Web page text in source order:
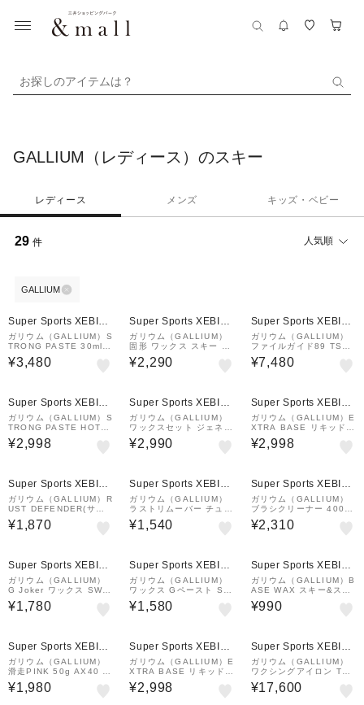
お探しのアイテムは？
GALLIUM（レディース）のスキー
レディース メンズ キッズ・ベビー
29 件 人気順
GALLIUM
Super Sports XEBIO
&mall店
ガリウム（GALLIUM）S
TRONG PASTE 30ml S
W2187 チューンナップ
メンテナンス ペースト
¥3,480
Super Sports XEBIO
&mall店
ガリウム（GALLIUM）
固形 ワックス スキー ス
ノーボード EXTRA BAS
E PINK 200 21SW208
¥2,290
Super Sports XEBIO
&mall店
ガリウム（GALLIUM）
ファイルガイド89 TS00
75
¥7,480
Super Sports XEBIO
&mall店
ガリウム（GALLIUM）S
TRONG PASTE HOT 3
0ml SW2188
¥2,998
Super Sports XEBIO
&mall店
ガリウム（GALLIUM）
ワックスセット ジェネラ
ル・G セット GENERA
L・G Set SX0014 全雪
¥2,990
Super Sports XEBIO
&mall店
ガリウム（GALLIUM）E
XTRA BASE リキッド
BL SW2258
¥2,998
Super Sports XEBIO
&mall店
ガリウム（GALLIUM）R
UST DEFENDER(サビ
止め) ラストディフェン
ダー TU0095 チューン
¥1,870
Super Sports XEBIO
&mall店
ガリウム（GALLIUM）
ラストリムーバー チュー
ンナップ メンテナンス T
U0134
¥1,540
Super Sports XEBIO
&mall店
ガリウム（GALLIUM）
ブラシクリーナー 400ml
SX0010 ブラシ 洗浄 チ
ューンナップ メンテナン
¥2,310
Super Sports XEBIO
&mall店
ガリウム（GALLIUM）
G Joker ワックス SW2
254 スキー スノーボー
ド
¥1,780
Super Sports XEBIO
&mall店
ガリウム（GALLIUM）
ワックス Gペースト SW
2253 30ml スキー スノ
ーボード
¥1,580
Super Sports XEBIO
&mall店
ガリウム（GALLIUM）B
ASE WAX スキー&スノ
ーボード SW2132
¥990
Super Sports XEBIO
&mall店
ガリウム（GALLIUM）
滑走PINK 50g AX40 S
W2126 チューンナップ
メンテナンス ワックス
¥1,980
Super Sports XEBIO
&mall店
ガリウム（GALLIUM）E
XTRA BASE リキッド
VI SW2259
¥2,998
Super Sports XEBIO
&mall店
ガリウム（GALLIUM）
ワクシングアイロン TU0
205
¥17,600